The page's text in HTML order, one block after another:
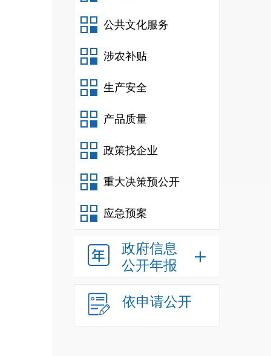
公共文化服务
涉农补贴
生产安全
产品质量
政策找企业
重大决策预公开
应急预案
政府信息
公开年报
依申请公开